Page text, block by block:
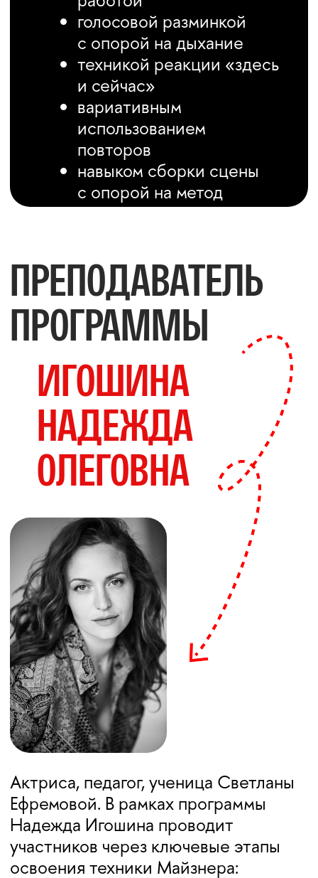
ПОДАТЬ ЗАЯВКУ
+7
Соглашаюсь сПолитикой
конфиденциальности
Соглашаюсь получать ссылки
ОСТАВИТЬ ЗАЯВКУ
НА КУРС
После того как вы отправите
заявку, с вами свяжется наш
менеджер. Он подробно
расскажет, как произвести
оплату, а также ответит на все
ваши вопросы.